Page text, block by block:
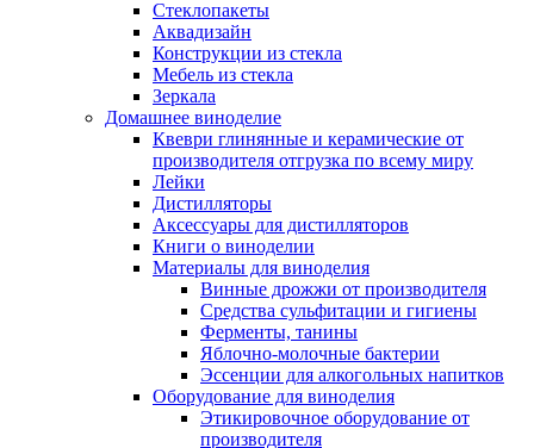
Стеклопакеты
Аквадизайн
Конструкции из стекла
Мебель из стекла
Зеркала
Домашнее виноделие
Квеври глинянные и керамические от
производителя отгрузка по всему миру
Лейки
Дистилляторы
Аксессуары для дистилляторов
Книги о виноделии
Материалы для виноделия
Винные дрожжи от производителя
Средства сульфитации и гигиены
Ферменты, танины
Яблочно-молочные бактерии
Эссенции для алкогольных напитков
Оборудование для виноделия
Этикировочное оборудование от
производителя